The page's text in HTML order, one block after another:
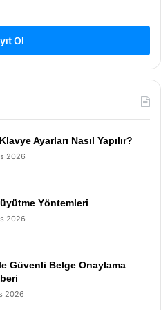
Ol
Ayarları Nasıl Yapılır?
2026
Yöntemleri
2026
Güvenli Belge Onaylama
2026